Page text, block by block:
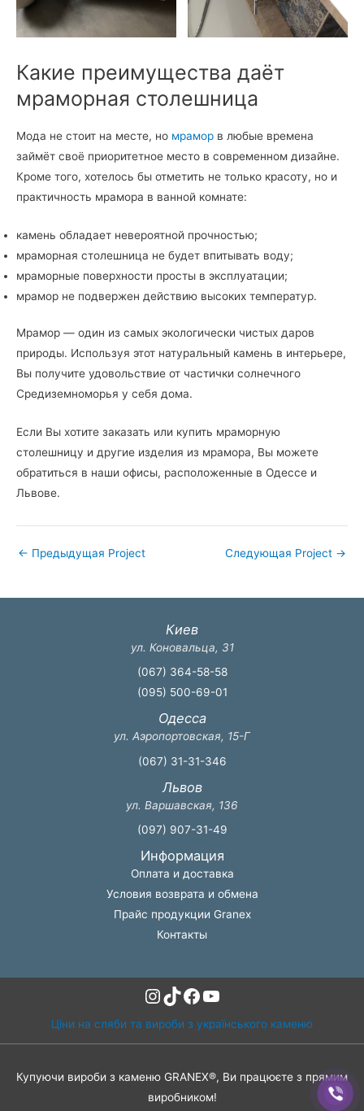
Какие преимущества даёт
мраморная столешница
Мода не стоит на месте, но мрамор в любые времена
займёт своё приоритетное место в современном дизайне.
Кроме того, хотелось бы отметить не только красоту, но и
практичность мрамора в ванной комнате:
камень обладает невероятной прочностью;
мраморная столешница не будет впитывать воду;
мраморные поверхности просты в эксплуатации;
мрамор не подвержен действию высоких температур.
Мрамор — один из самых экологически чистых даров
природы. Используя этот натуральный камень в интерьере,
Вы получите удовольствие от частички солнечного
Средиземноморья у себя дома.
Если Вы хотите заказать или купить мраморную
столешницу и другие изделия из мрамора, Вы можете
обратиться в наши офисы, расположенные в Одессе и
Львове.
← Предыдущая Project Следующая Project →
Киев
ул. Коновальца, 31
(067) 364-58-58
(095) 500-69-01
Одесса
ул. Аэропортовская, 15-Г
(067) 31-31-346
Львов
ул. Варшавская, 136
(097) 907-31-49
Информация
Оплата и доставка
Условия возврата и обмена
Прайс продукции Granex
Контакты
Instagram
TikTok
Facebook
YouTube
Ціни на сляби та вироби з українського каменю
Купуючи вироби з каменю GRANEX®, Ви працюєте з прямим
виробником!